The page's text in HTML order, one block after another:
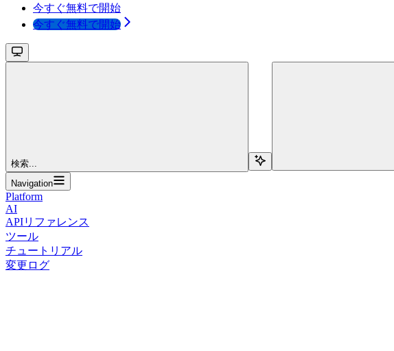
今すぐ無料で開始
今すぐ無料で開始
検索...
Navigation
Platform
AI
APIリファレンス
ツール
チュートリアル
変更ログ